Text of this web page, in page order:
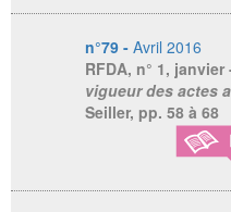
n°79 - Avril 2016
RFDA, n° 1, janvier
vigueur des actes
Seiller, pp. 58 à 68